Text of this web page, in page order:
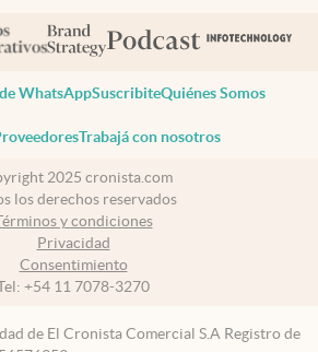
WhatsAppSuscribiteQuiénes Somos
Trabajá con nosotros
2025 cronista.com
los derechos reservados
y condiciones
Privacidad
Consentimiento
+54 11 7078-3270
de El Cronista Comercial S.A Registro de